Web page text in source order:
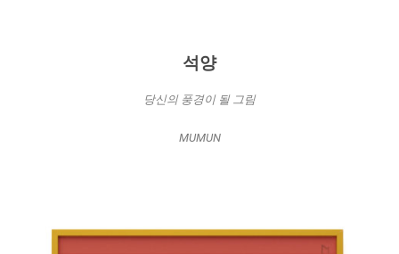
석양
당신의 풍경이 될 그림
MUMUN